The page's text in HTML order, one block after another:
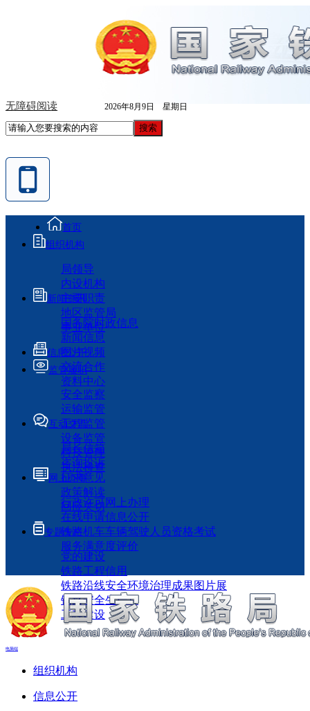
无障碍阅读 2026年8月9日 星期日
首页
组织机构
局领导
内设机构
主要职责
地区监管局
事业单位
新闻资讯
国务院时政信息
新闻信息
图片视频
交流合作
资料中心
信息公开
监管履职
安全监察
运输监管
工程监管
设备监管
科技管理
执法检查
互动交流
局长信箱
咨询投诉
征求意见
政策解读
回应关切
网上办事
行政许可网上办理
在线申请信息公开
铁路机车车辆驾驶人员资格考试
服务满意度评价
专题专栏
党的建设
铁路工程信用
铁路沿线安全环境治理成果图片展
铁路安全生产月
工程建设
电脑端
组织机构
信息公开